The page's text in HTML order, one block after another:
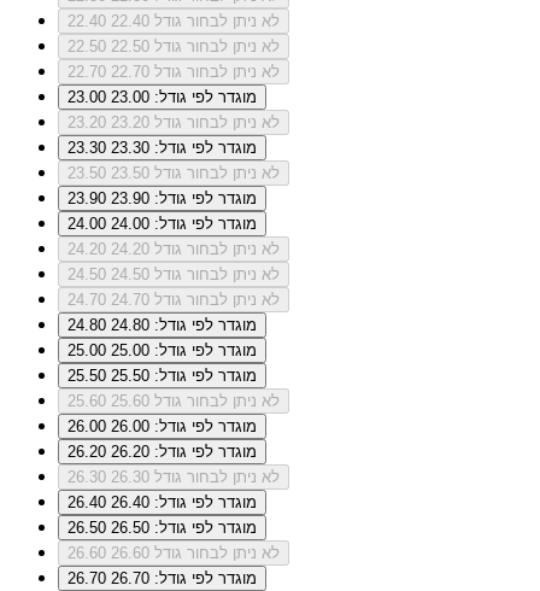
22.40
לא ניתן לבחור גודל 22.40
22.50
לא ניתן לבחור גודל 22.50
22.70
לא ניתן לבחור גודל 22.70
23.00
מוגדר לפי גודל: 23.00
23.20
לא ניתן לבחור גודל 23.20
23.30
מוגדר לפי גודל: 23.30
23.50
לא ניתן לבחור גודל 23.50
23.90
מוגדר לפי גודל: 23.90
24.00
מוגדר לפי גודל: 24.00
24.20
לא ניתן לבחור גודל 24.20
24.50
לא ניתן לבחור גודל 24.50
24.70
לא ניתן לבחור גודל 24.70
24.80
מוגדר לפי גודל: 24.80
25.00
מוגדר לפי גודל: 25.00
25.50
מוגדר לפי גודל: 25.50
25.60
לא ניתן לבחור גודל 25.60
26.00
מוגדר לפי גודל: 26.00
26.20
מוגדר לפי גודל: 26.20
26.30
לא ניתן לבחור גודל 26.30
26.40
מוגדר לפי גודל: 26.40
26.50
מוגדר לפי גודל: 26.50
26.60
לא ניתן לבחור גודל 26.60
26.70
מוגדר לפי גודל: 26.70